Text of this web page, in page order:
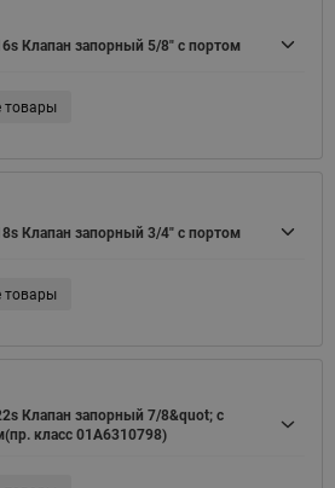
Клапан запорный 5/8" с портом
товары
Клапан запорный 3/4" с портом
товары
Клапан запорный 7/8&quot; с
класс 01A6310798)